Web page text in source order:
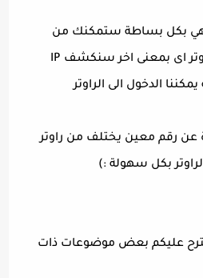
هي بكل بساطة ستمكنك من
امتلاك المفتاح العام للراوتر اى بمعنى اخر سنكشف IP
الدخول الى الراوتر
عن رقم معين يختلف من راوتر
بكل سهولة :)
عليكم بعض موضوعات ذات